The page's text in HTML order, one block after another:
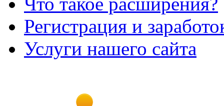
Регистрация и
Услуги нашего сайта